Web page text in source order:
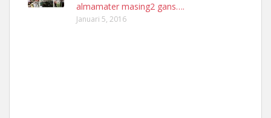
almamater masing2 gans….
Januari 5, 2016